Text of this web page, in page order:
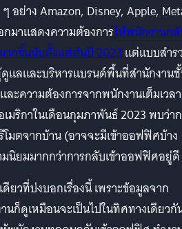
ย่าง Amazon, Disney, Apple,
กมาแสดงความต้องการให้พนักงานก
กขึ้นนับตั้งแต่ต้นปี 2023แต่แบบสำร
แลและบริหารแบรนด์พื้นที่สำนักงาน
ะความต้องการจากพนักงานเต็มเวลา
มริกาในเดือนกุมภาพันธ์ 2023 พบว่า
มตจากบ้าน (อาจจะมีเข้าออฟฟิศบ้าง
นิยมมากกว่าการกลับเข้าออฟฟิศอยู่ดี
ยวที่บ่งบอกเรื่องนี้ เพราะข้อมูลจาก
ก็ดูเหมือนจะเป็นไปในทิศทางเดียวกั